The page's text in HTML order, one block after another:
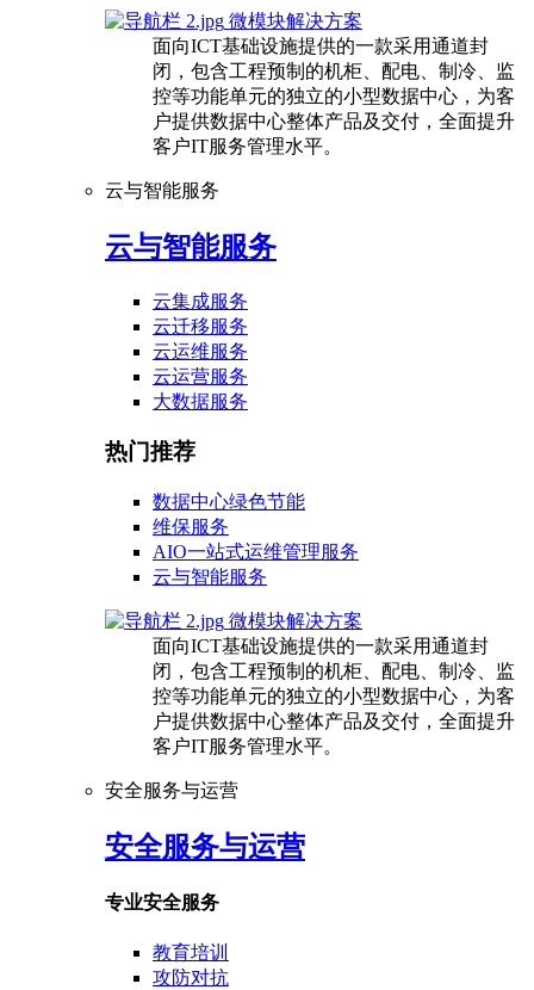
微模块解决方案
面向ICT基础设施提供的一款采用通道封
闭，包含工程预制的机柜、配电、制冷、监
控等功能单元的独立的小型数据中心，为客
户提供数据中心整体产品及交付，全面提升
客户IT服务管理水平。
云与智能服务
云与智能服务
云集成服务
云迁移服务
云运维服务
云运营服务
大数据服务
热门推荐
数据中心绿色节能
维保服务
AIO一站式运维管理服务
云与智能服务
微模块解决方案
面向ICT基础设施提供的一款采用通道封
闭，包含工程预制的机柜、配电、制冷、监
控等功能单元的独立的小型数据中心，为客
户提供数据中心整体产品及交付，全面提升
客户IT服务管理水平。
安全服务与运营
安全服务与运营
专业安全服务
教育培训
攻防对抗